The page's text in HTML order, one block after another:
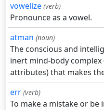
vowelize (verb)
Pronounce as a vowel.
atman (noun)
The conscious and
inert mind-body
attributes) that makes
err (verb)
To make a mistake or be